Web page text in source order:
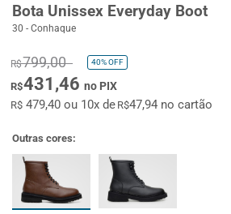
Bota Unissex Everyday Boot
30 - Conhaque
R$799,00 40%OFF
R$431,46 no PIX
R$ 479,40 ou 10x deR$47,94 no cartão
Outras cores: